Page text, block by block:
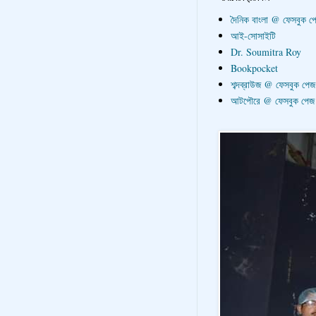
দৈনিক বাংলা @ ফেসবুক
আই-সোসাইটি
Dr. Soumitra Roy
Bookpocket
শব্দব্রাউজ @ ফেসবুক পেজ
আটপৌরে @ ফেসবুক পেজ